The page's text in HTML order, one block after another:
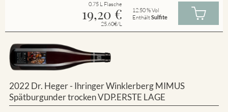
0.75 L Flasche
19,20 €
25.60€/L
12.50 % Vol
EnthältSulfite
2022 Dr. Heger - Ihringer Winklerberg MIMUS
Spätburgunder trocken VDP.ERSTE LAGE